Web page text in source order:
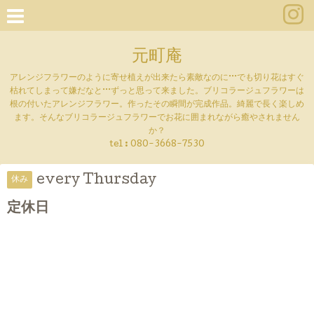
元町庵
アレンジフラワーのように寄せ植えが出来たら素敵なのに···でも切り花はすぐ
枯れてしまって嫌だなと···ずっと思って来ました。ブリコラージュフラワーは
根の付いたアレンジフラワー。作ったその瞬間が完成作品。綺麗で長く楽しめ
ます。そんなブリコラージュフラワーでお花に囲まれながら癒やされません
か？
tel : 080-3668-7530
休み every Thursday
定休日